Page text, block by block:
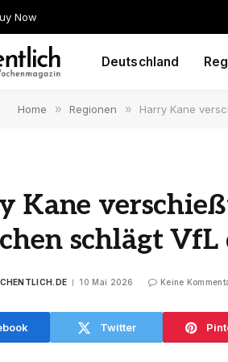
Now
Deutschland
Home » Regionen » Harry Kane
Kane
schlägt VfL
10 Mai 2026 Keine
Twitter